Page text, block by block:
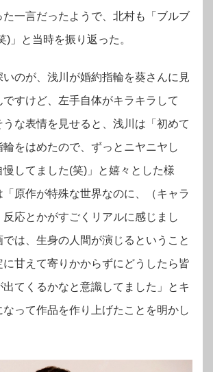
た一言だったようで、北村も「ブルブ
)」と当時を振り返った。
いのが、浅川が婚約指輪を葵さんに見
すけど、左手自体がキラキラして
な表情を見せると、浅川は「初めて
をはめたので、ずっとニヤニヤし
慢してました(笑)」と嬉々とした様
原作が特殊な世界なのに、（キャラ
反応とかがすごくリアルに感じまし
は、生身の人間が演じるということ
に甘えて寄りかからずにどうしたら皆
てくるかなと意識してました」とキ
なって作品を作り上げたことを明かし